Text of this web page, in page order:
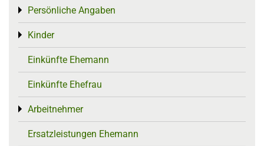
Persönliche Angaben
Toggle menu
Kinder
Toggle menu
Einkünfte Ehemann
Einkünfte Ehefrau
Arbeitnehmer
Toggle menu
Ersatzleistungen Ehemann